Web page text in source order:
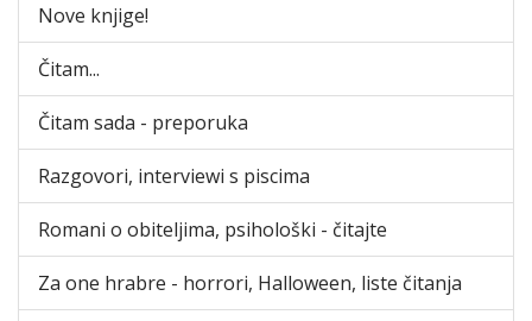
Nove knjige!
Čitam...
Čitam sada - preporuka
Razgovori, interviewi s piscima
Romani o obiteljima, psihološki - čitajte
Za one hrabre - horrori, Halloween, liste čitanja